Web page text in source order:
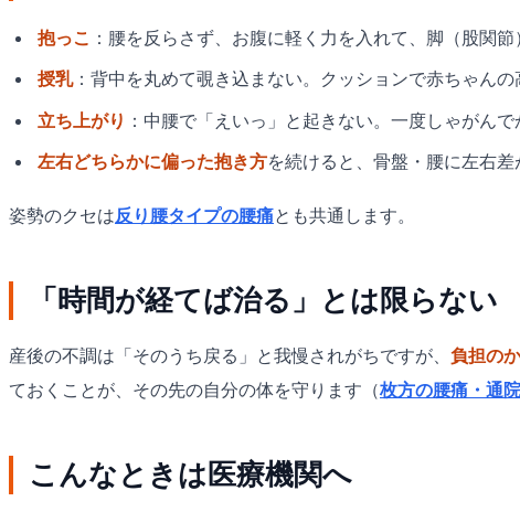
抱っこ ：腰を反らさず、お腹に軽く力を入れて、脚（股関節
授乳：背中を丸めて覗き込まない。クッションで赤ちゃんの
立ち上がり ：中腰で「えいっ」と起きない。一度しゃがんで
左右どちらかに偏った抱き方を続けると、骨盤・腰に左右差
姿勢のクセは反り腰タイプの腰痛とも共通します。
「時間が経てば治る」とは限らない
産後の不調は「そのうち戻る」と我慢されがちですが、 負担の
ておくことが、その先の自分の体を守ります（枚方の腰痛・通
こんなときは医療機関へ